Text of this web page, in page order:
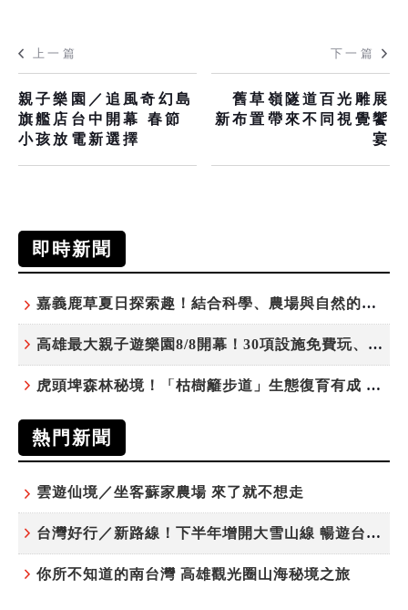
上一篇
親子樂園／追風奇幻島
旗艦店台中開幕 春節
小孩放電新選擇
下一篇
舊草嶺隧道百光雕展
新布置帶來不同視覺饗
宴
即時新聞
嘉義鹿草夏日探索趣！結合科學、農場與自然的親子小旅行
高雄最大親子遊樂園8/8開幕！30項設施免費玩、YOYO家族嗨翻暑假
虎頭埤森林秘境！「枯樹籬步道」生態復育有成 走進大自然生命教室
熱門新聞
雲遊仙境／坐客蘇家農場 來了就不想走
台灣好行／新路線！下半年增開大雪山線 暢遊台中更便利
你所不知道的南台灣 高雄觀光圈山海秘境之旅